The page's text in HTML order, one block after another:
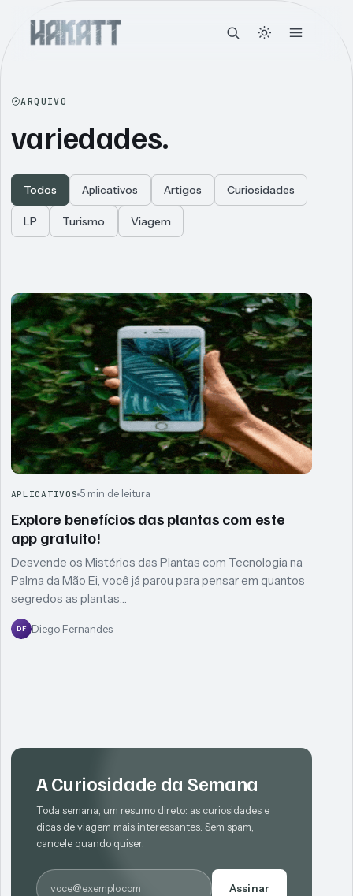
ARQUIVO
variedades.
Todos Aplicativos Artigos Curiosidades
LP Turismo Viagem
Articles
APLICATIVOS 5 min de leitura
Explore benefícios das plantas com este
app gratuito!
Desvende os Mistérios das Plantas com Tecnologia na
Palma da Mão Ei, você já parou para pensar em quantos
segredos as plantas…
DF Diego Fernandes
A Curiosidade da Semana
Toda semana, um resumo direto: as curiosidades e
dicas de viagem mais interessantes. Sem spam,
cancele quando quiser.
E-mail
Assinar